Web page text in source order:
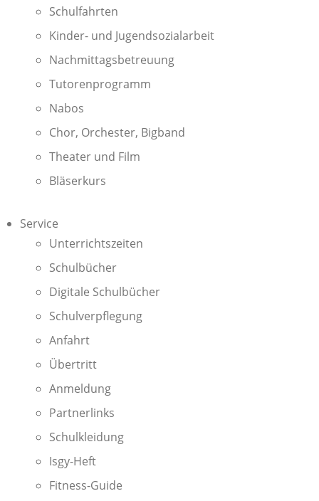
Schulfahrten
Kinder- und Jugendsozialarbeit
Nachmittagsbetreuung
Tutorenprogramm
Nabos
Chor, Orchester, Bigband
Theater und Film
Bläserkurs
Service
Unterrichtszeiten
Schulbücher
Digitale Schulbücher
Schulverpflegung
Anfahrt
Übertritt
Anmeldung
Partnerlinks
Schulkleidung
Isgy-Heft
Fitness-Guide